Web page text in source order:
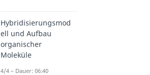
Hybridisierungsmod
ell und Aufbau
organischer
Moleküle
4/4 – Dauer: 06:40